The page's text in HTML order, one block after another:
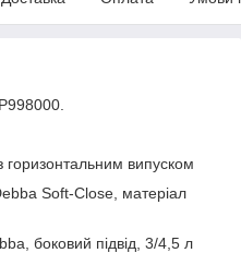
горизонтальним випуском
Soft-Close, матеріал
боковий підвід, 3/4,5 л